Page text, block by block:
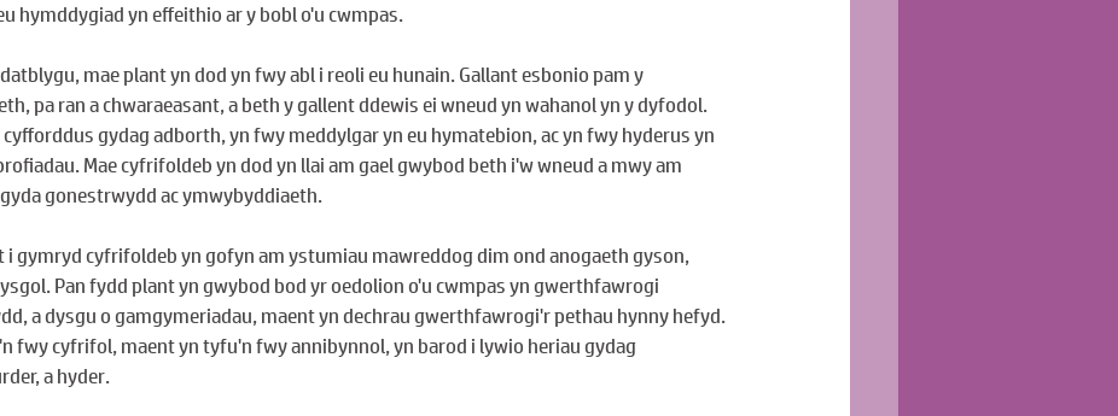
hymddygiad yn effeithio ar y bobl o'u cwmpas.
mae plant yn dod yn fwy abl i reoli eu hunain. Gallant esbonio pam y
pa ran a chwaraeasant, a beth y gallent ddewis ei wneud yn wahanol yn y dyfodol.
gydag adborth, yn fwy meddylgar yn eu hymatebion, ac yn fwy hyderus yn
Mae cyfrifoldeb yn dod yn llai am gael gwybod beth i'w wneud a mwy am
gonestrwydd ac ymwybyddiaeth.
i gymryd cyfrifoldeb yn gofyn am ystumiau mawreddog dim ond anogaeth gyson,
Pan fydd plant yn gwybod bod yr oedolion o'u cwmpas yn gwerthfawrogi
a dysgu o gamgymeriadau, maent yn dechrau gwerthfawrogi'r pethau hynny hefyd.
fwy cyfrifol, maent yn tyfu'n fwy annibynnol, yn barod i lywio heriau gydag
a hyder.